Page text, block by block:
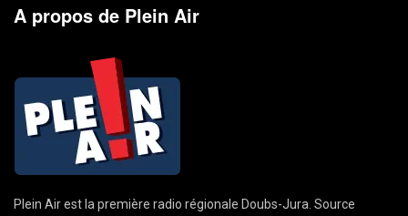
A propos de Plein Air
Plein Air est la première radio régionale Doubs-Jura. Source